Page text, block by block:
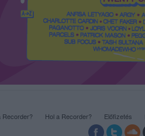
Recorder? Hol a Recorder? Előfizetés